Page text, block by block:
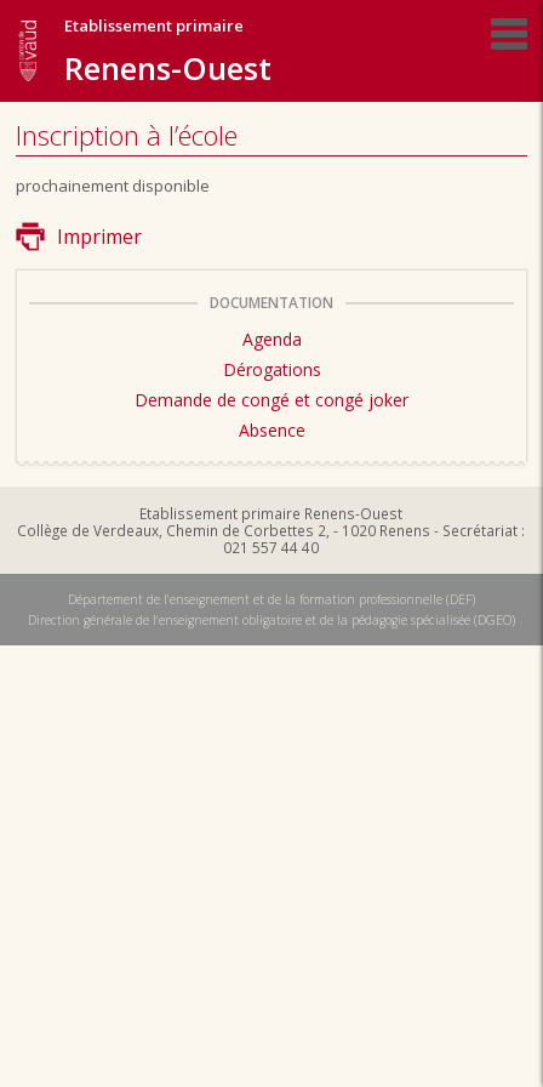
Etablissement primaire
Renens-Ouest
Inscription à l’école
prochainement disponible
Imprimer
DOCUMENTATION
Agenda
Dérogations
Demande de congé et congé joker
Absence
Etablissement primaire Renens-Ouest
Collège de Verdeaux, Chemin de Corbettes 2, - 1020 Renens - Secrétariat :
021 557 44 40
Département de l'enseignement et de la formation professionnelle (DEF)
Direction générale de l'enseignement obligatoire et de la pédagogie spécialisée (DGEO)